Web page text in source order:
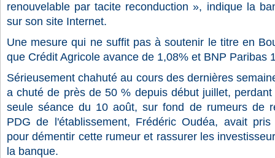
renouvelable par tacite reconduction », indique la
sur son site Internet.
Une mesure qui ne suffit pas à soutenir le titre en
que Crédit Agricole avance de 1,08% et BNP Paribas
Sérieusement chahuté au cours des dernières
a chuté de près de 50 % depuis début juillet,
seule séance du 10 août, sur fond de rumeurs de
PDG de l'établissement, Frédéric Oudéa, avait
pour démentir cette rumeur et rassurer les
la banque.